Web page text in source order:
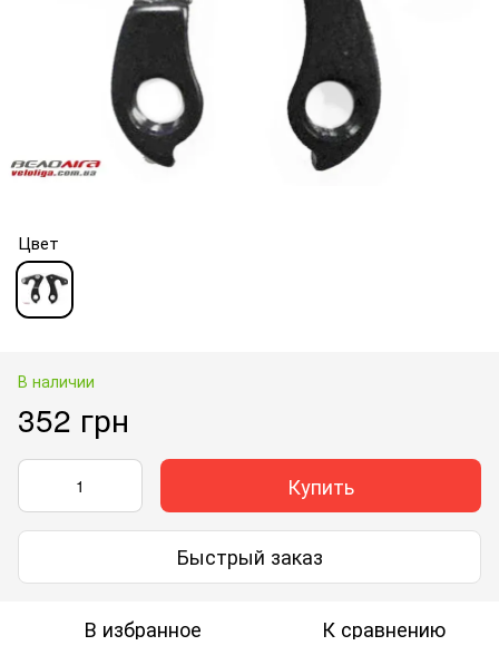
Цвет
В наличии
352 грн
Купить
Быстрый заказ
В избранное К сравнению